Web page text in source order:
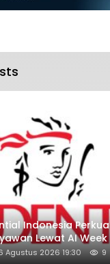
Indonesia
Lewat AI Week
Agustus 2026 19:30 9